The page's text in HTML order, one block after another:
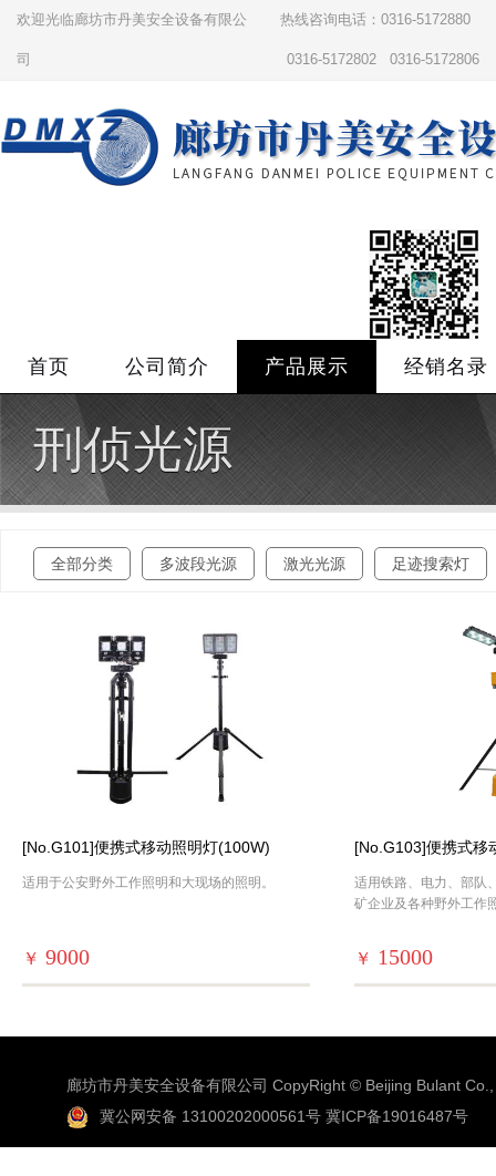
欢迎光临廊坊市丹美安全设备有限公
司
热线咨询电话：0316-5172880
0316-5172802 0316-5172806
首页 公司简介 产品展示 经销名录
刑侦光源
全部分类 多波段光源 激光光源 足迹搜索灯
[No.G101]便携式移动照明灯(100W)
适用于公安野外工作照明和大现场的照明。
￥ 9000
[No.G103]便携式移
适用铁路、电力、部队
矿企业及各种野外工作
￥ 15000
廊坊市丹美安全设备有限公司 CopyRight © Beijing Bulant
冀公网安备 13100202000561号 冀ICP备19016487号